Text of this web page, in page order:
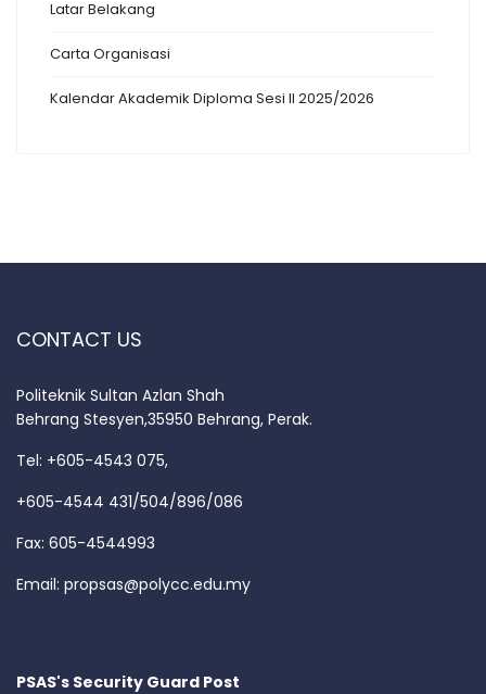
Latar Belakang
Carta Organisasi
Kalendar Akademik Diploma Sesi II 2025/2026
CONTACT US
Politeknik Sultan Azlan Shah
Behrang Stesyen,35950 Behrang, Perak.
Tel: +605-4543 075,
+605-4544 431/504/896/086
Fax: 605-4544993
Email: propsas@polycc.edu.my
PSAS's Security Guard Post